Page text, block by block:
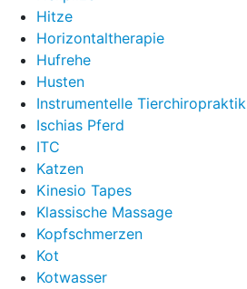
Hitze
Horizontaltherapie
Hufrehe
Husten
Instrumentelle Tierchiropraktik
Ischias Pferd
ITC
Katzen
Kinesio Tapes
Klassische Massage
Kopfschmerzen
Kot
Kotwasser